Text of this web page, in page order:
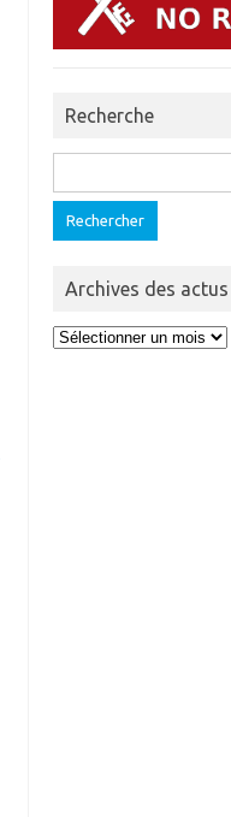
Recherche
Archives des actus
Archives